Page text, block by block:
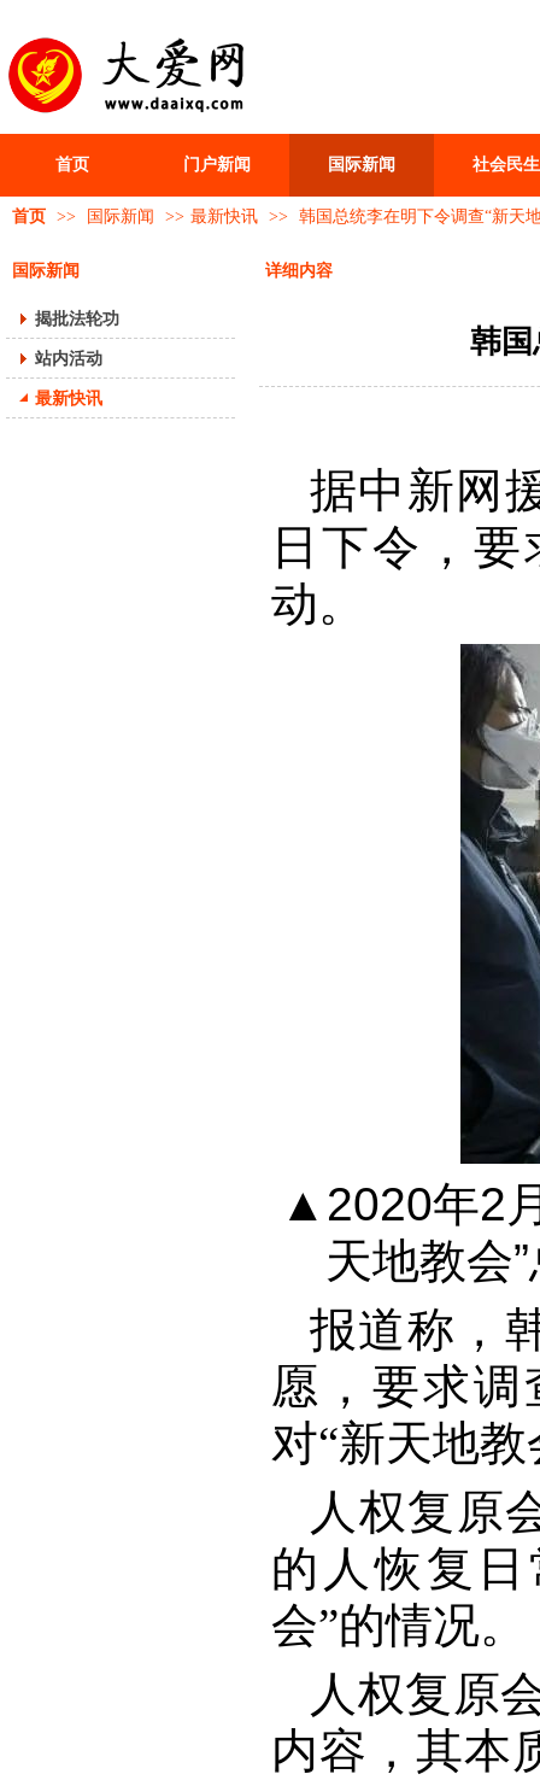
首页 门户新闻 国际新闻 社会民生
首页 >> 国际新闻 >> 最新快讯 >> 韩国总统李在明下令调查“新天
国际新闻
揭批法轮功
站内活动
最新快讯
详细内容
韩国
据中新网
日下令，
动。
▲ 2020年2
天地教会
报道称，
愿，要求调
对“新天地
人权复原
的人恢复
会”的情况。
人权复原
内容，其本